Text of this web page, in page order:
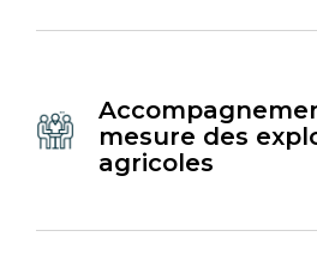
mesure des
agricoles